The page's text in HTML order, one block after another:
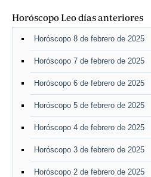
Horóscopo Leo días anteriores
Horóscopo 8 de febrero de 2025
Horóscopo 7 de febrero de 2025
Horóscopo 6 de febrero de 2025
Horóscopo 5 de febrero de 2025
Horóscopo 4 de febrero de 2025
Horóscopo 3 de febrero de 2025
Horóscopo 2 de febrero de 2025